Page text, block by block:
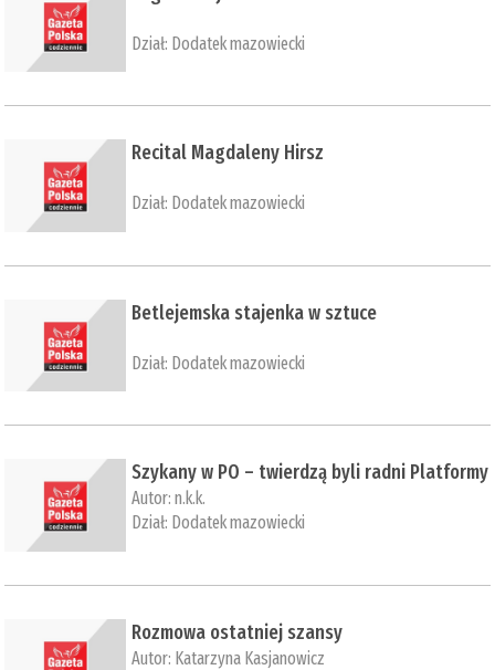
Dział: Dodatek mazowiecki
​Recital Magdaleny Hirsz
Dział: Dodatek mazowiecki
​Betlejemska stajenka w sztuce
Dział: Dodatek mazowiecki
Szykany w PO – twierdzą byli radni Platformy
Autor:n.k.k.
Dział: Dodatek mazowiecki
​Rozmowa ostatniej szansy
Autor: Katarzyna Kasjanowicz